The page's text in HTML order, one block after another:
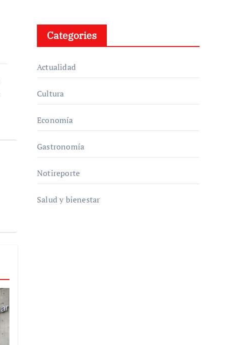
Categories
Actualidad
Cultura
Economía
Gastronomía
Notireporte
Salud y bienestar